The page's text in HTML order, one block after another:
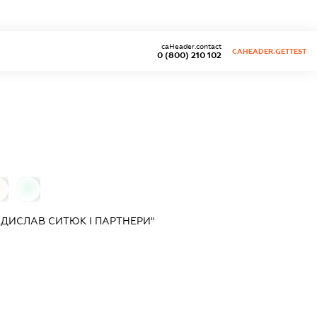
0 (800) 210 102
caHeader.contact
CAHEADER.GETTEST
СИТЮК І ПАРТНЕРИ"